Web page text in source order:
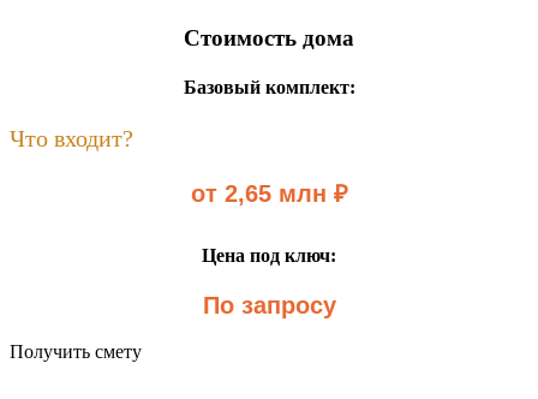
Стоимость дома
Базовый комплект:
Что входит?
от 2,65 млн ₽
Цена под ключ:
По запросу
Получить смету